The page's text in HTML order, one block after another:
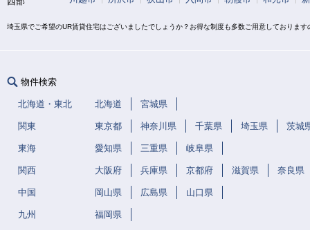
埼玉県でご希望のUR賃貸住宅はございましたでしょうか？お得な制度も多数ご用意しておりま
物件検索
北海道・東北 北海道 宮城県
関東 東京都 神奈川県 千葉県 埼玉県 茨城
東海 愛知県 三重県 岐阜県
関西 大阪府 兵庫県 京都府 滋賀県 奈良県
中国 岡山県 広島県 山口県
九州 福岡県